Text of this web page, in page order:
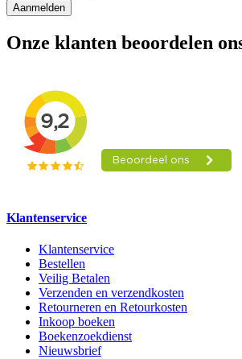
Aanmelden
Onze klanten beoordelen
Klantenservice
Klantenservice
Bestellen
Veilig Betalen
Verzenden en verzendkosten
Retourneren en Retourkosten
Inkoop boeken
Boekenzoekdienst
Nieuwsbrief